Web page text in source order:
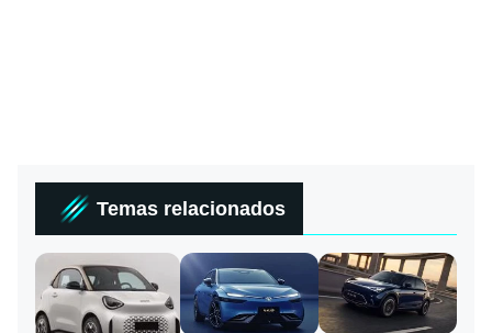
Temas relacionados